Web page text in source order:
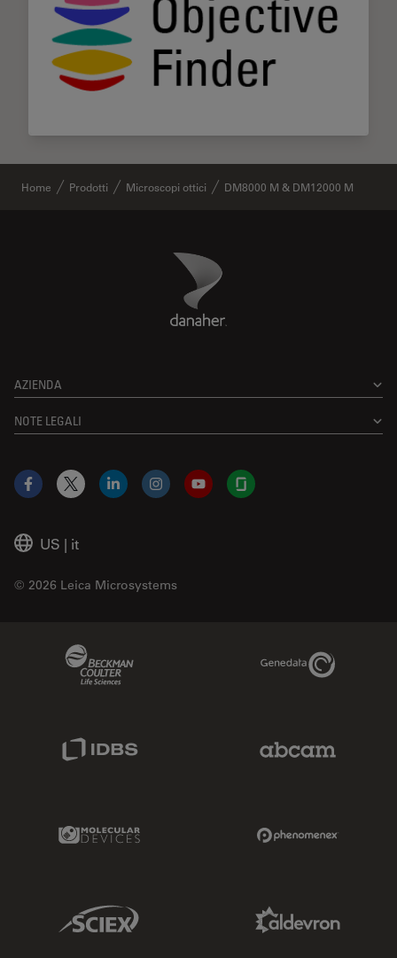
Home Prodotti Microscopi ottici DM8000 M & DM12000 M
Danaher Logo
AZIENDA
NOTE LEGALI
US | it
© 2026 Leica Microsystems
Facebook
X LinkedInInstagramYouTubeGlassdoor
Genedata Link
IDBS Link
Molecular Devices Link
Sciex Link